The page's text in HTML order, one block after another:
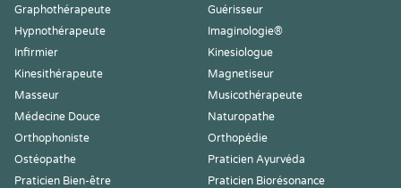
Graphothérapeute
Guérisseur
Hypnothérapeute
Imaginologie®
Infirmier
Kinesiologue
Kinesithérapeute
Magnetiseur
Masseur
Musicothérapeute
Médecine Douce
Naturopathe
Orthophoniste
Orthopédie
Ostéopathe
Praticien Ayurvéda
Praticien Bien-être
Praticien Biorésonance